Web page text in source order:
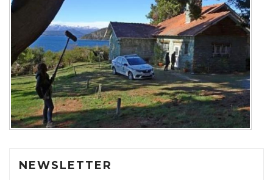
NEWSLETTER